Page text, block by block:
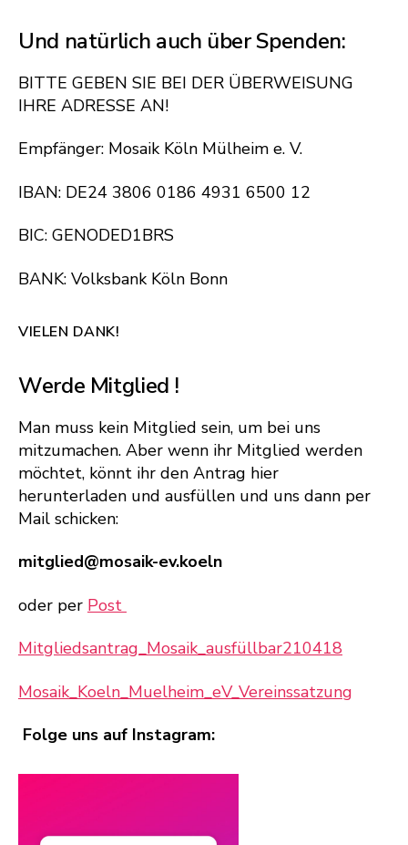
Und natürlich auch über Spenden:
BITTE GEBEN SIE BEI DER ÜBERWEISUNG
IHRE ADRESSE AN!
Empfänger: Mosaik Köln Mülheim e. V.
IBAN: DE24 3806 0186 4931 6500 12
BIC: GENODED1BRS
BANK: Volksbank Köln Bonn
VIELEN DANK!
Werde Mitglied !
Man muss kein Mitglied sein, um bei uns
mitzumachen. Aber wenn ihr Mitglied werden
möchtet, könnt ihr den Antrag hier
herunterladen und ausfüllen und uns dann per
Mail schicken:
mitglied@mosaik-ev.koeln
oder per Post
Mitgliedsantrag_Mosaik_ausfüllbar210418
Mosaik_Koeln_Muelheim_eV_Vereinssatzung
Folge uns auf Instagram: